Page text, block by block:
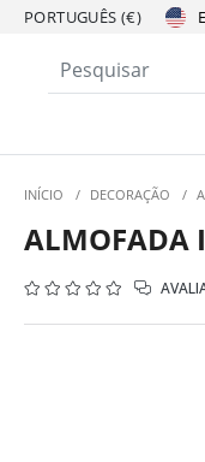
PORTUGUÊS (€)
INÍCIO / DECORAÇÃO /
ALMOFADA